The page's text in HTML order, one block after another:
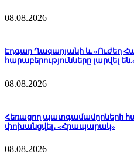
08.08.2026
Էդգար Ղազարյանի և «Ուժեղ
հարաբերությունները լարվել
08.08.2026
Հեռացող պատգամավորների
փոխանցվել․ «Հրապարակ»
08.08.2026